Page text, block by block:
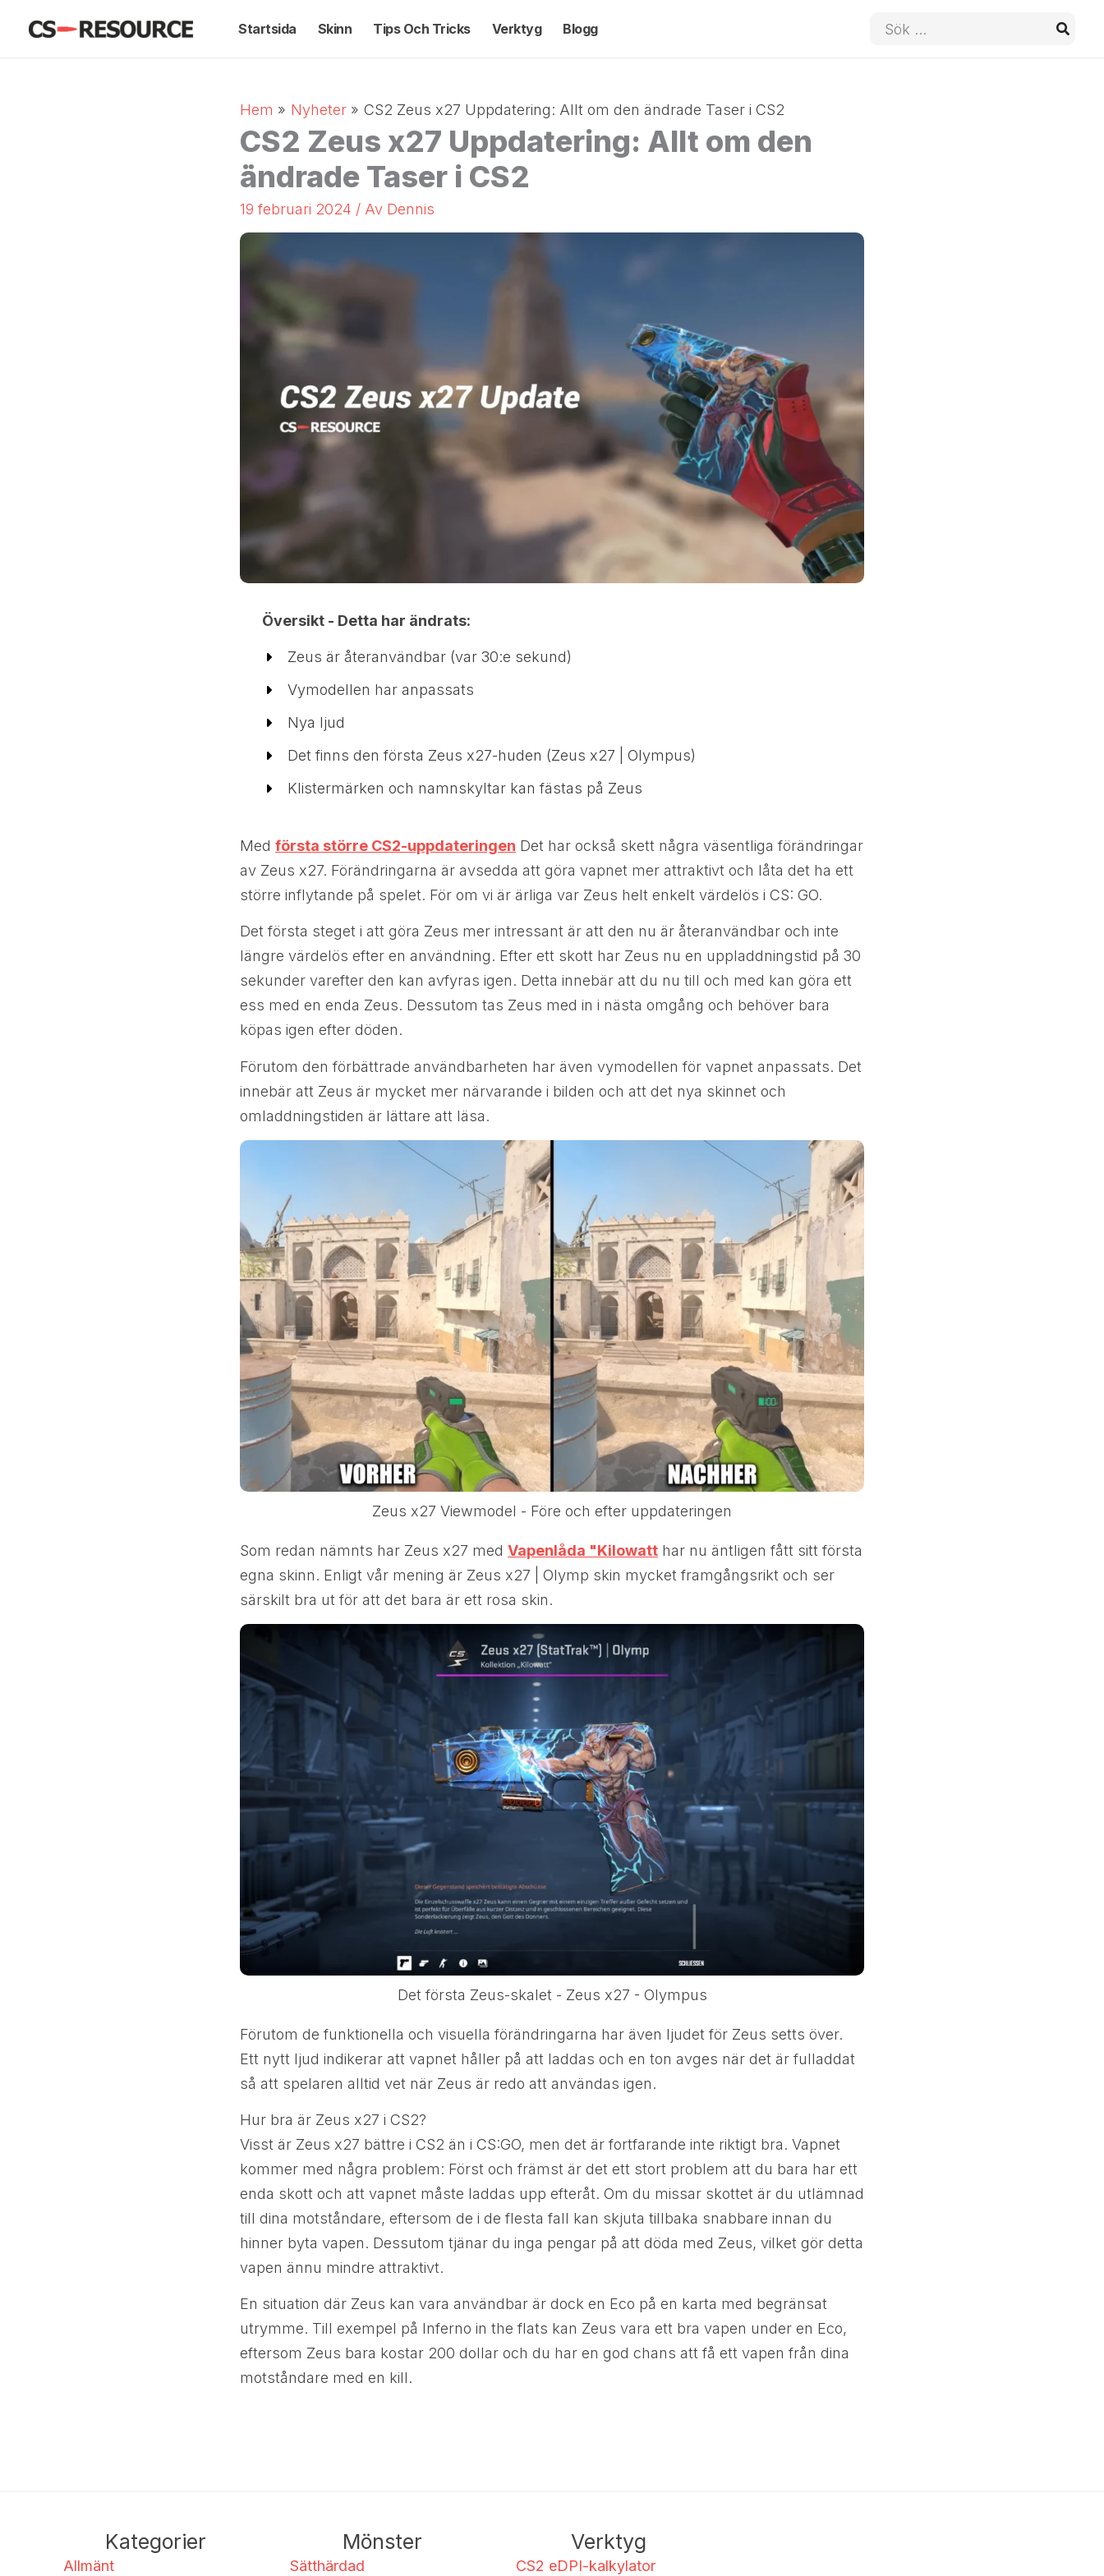
Startsida Skinn Tips Och Tricks Verktyg Blogg
Sök
efter:
Hem Nyheter CS2 Zeus x27 Uppdatering: Allt om den ändrade Taser i CS2
CS2 Zeus x27 Uppdatering: Allt om den
ändrade Taser i CS2
19 februari 2024 / Av Dennis
Översikt - Detta har ändrats:
Zeus är återanvändbar (var 30:e sekund)
Vymodellen har anpassats
Nya ljud
Det finns den första Zeus x27-huden (Zeus x27 | Olympus)
Klistermärken och namnskyltar kan fästas på Zeus
Med första större CS2-uppdateringen Det har också skett några väsentliga förändringar
av Zeus x27. Förändringarna är avsedda att göra vapnet mer attraktivt och låta det ha ett
större inflytande på spelet. För om vi är ärliga var Zeus helt enkelt värdelös i CS: GO.
Det första steget i att göra Zeus mer intressant är att den nu är återanvändbar och inte
längre värdelös efter en användning. Efter ett skott har Zeus nu en uppladdningstid på 30
sekunder varefter den kan avfyras igen. Detta innebär att du nu till och med kan göra ett
ess med en enda Zeus. Dessutom tas Zeus med in i nästa omgång och behöver bara
köpas igen efter döden.
Förutom den förbättrade användbarheten har även vymodellen för vapnet anpassats. Det
innebär att Zeus är mycket mer närvarande i bilden och att det nya skinnet och
omladdningstiden är lättare att läsa.
Zeus x27 Viewmodel - Före och efter uppdateringen
Som redan nämnts har Zeus x27 med Vapenlåda "Kilowatt har nu äntligen fått sitt första
egna skinn. Enligt vår mening är Zeus x27 | Olymp skin mycket framgångsrikt och ser
särskilt bra ut för att det bara är ett rosa skin.
Det första Zeus-skalet - Zeus x27 - Olympus
Förutom de funktionella och visuella förändringarna har även ljudet för Zeus setts över.
Ett nytt ljud indikerar att vapnet håller på att laddas och en ton avges när det är fulladdat
så att spelaren alltid vet när Zeus är redo att användas igen.
Hur bra är Zeus x27 i CS2?
Visst är Zeus x27 bättre i CS2 än i CS:GO, men det är fortfarande inte riktigt bra. Vapnet
kommer med några problem: Först och främst är det ett stort problem att du bara har ett
enda skott och att vapnet måste laddas upp efteråt. Om du missar skottet är du utlämnad
till dina motståndare, eftersom de i de flesta fall kan skjuta tillbaka snabbare innan du
hinner byta vapen. Dessutom tjänar du inga pengar på att döda med Zeus, vilket gör detta
vapen ännu mindre attraktivt.
En situation där Zeus kan vara användbar är dock en Eco på en karta med begränsat
utrymme. Till exempel på Inferno in the flats kan Zeus vara ett bra vapen under en Eco,
eftersom Zeus bara kostar 200 dollar och du har en god chans att få ett vapen från dina
motståndare med en kill.
Kategorier
Allmänt
Mönster
Sätthärdad
Verktyg
CS2 eDPI-kalkylator